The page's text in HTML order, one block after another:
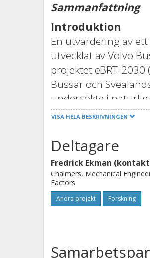
Sammanfattning
Introduktion
En utvärdering av
utvecklat av Volvo
projektet eBRT-
Bussar och
undersökte i
automatiserar delar
och acceptans
automatiserade
Metod
En Volvo 7900
busslinje i Västerås
utvärderades
VISA HELA BESKRIVNINGEN
Deltagare
Fredrick Ekman
Chalmers, Mechanical
Factors
Andra projekt Forskning